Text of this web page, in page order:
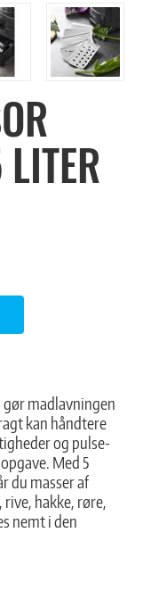
gør madlavningen
kan håndtere
og pulse-
Med 5
du masser af
hakke, røre,
nemt i den